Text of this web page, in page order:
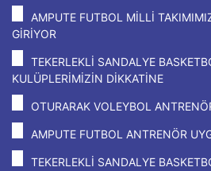
AMPUTE FUTBOL MİLLİ
GİRİYOR
TEKERLEKLİ SANDALYE
KULÜPLERİMİZİN DİKKATİNE
OTURARAK VOLEYBOL
AMPUTE FUTBOL ANTRENÖR
TEKERLEKLİ SANDALYE